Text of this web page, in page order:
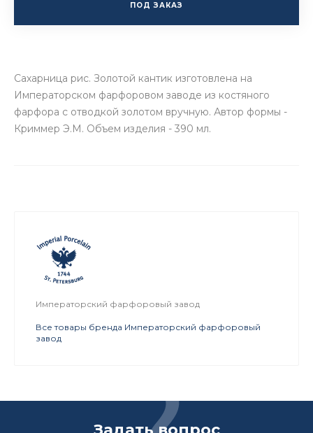
ПОД ЗАКАЗ
Сахарница рис. Золотой кантик изготовлена на
Императорском фарфоровом заводе из костяного
фарфора с отводкой золотом вручную. Автор формы -
Криммер Э.М. Объем изделия - 390 мл.
Императорский фарфоровый завод
Все товары бренда Императорский фарфоровый
завод